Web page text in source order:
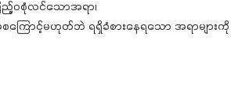
ည့်ဝစုံလင်သောအရာ၊
ြောင့်မဟုတ်ဘဲ ရရှိခံစားနေရသော အရာများ